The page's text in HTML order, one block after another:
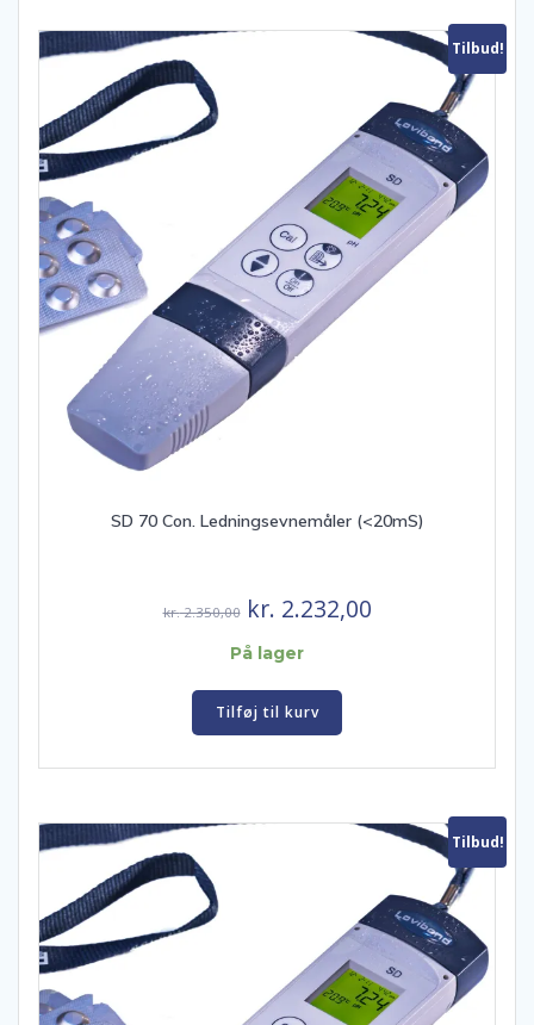
Tilbud!
SD 70 Con. Ledningsevnemåler (<20mS)
kr.2.350,00 Den
oprindelige
var:
kr. 2.350,00.
kr. 2.232,00Den
På lager
Tilføj til kurv
Tilbud!